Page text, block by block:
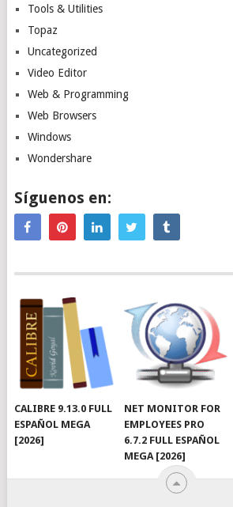
Tools & Utilities
Topaz
Uncategorized
Video Editor
Web & Programming
Web Browsers
Windows
Wondershare
Síguenos en:
CALIBRE 9.13.0 FULL
ESPAÑOL MEGA
[2026]
NET MONITOR FOR
EMPLOYEES PRO
6.7.2 FULL ESPAÑOL
MEGA [2026]